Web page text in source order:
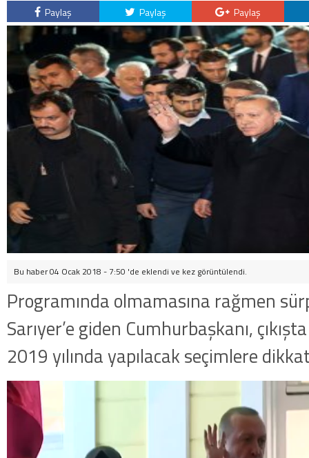
Paylaş Paylaş Paylaş
Bu haber 04 Ocak 2018 - 7:50 'de eklendi ve kez görüntülendi.
Programında olmamasına rağmen
Sarıyer’e giden Cumhurbaşkanı,
2019 yılında yapılacak seçimlere
Video
oynatıcı